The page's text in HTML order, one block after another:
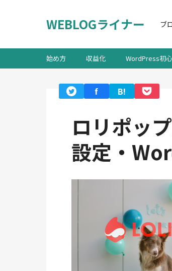
WEBLOGライナー ブ
始め方 収益化 WordPress初
f B!
ロリポッ
設定・